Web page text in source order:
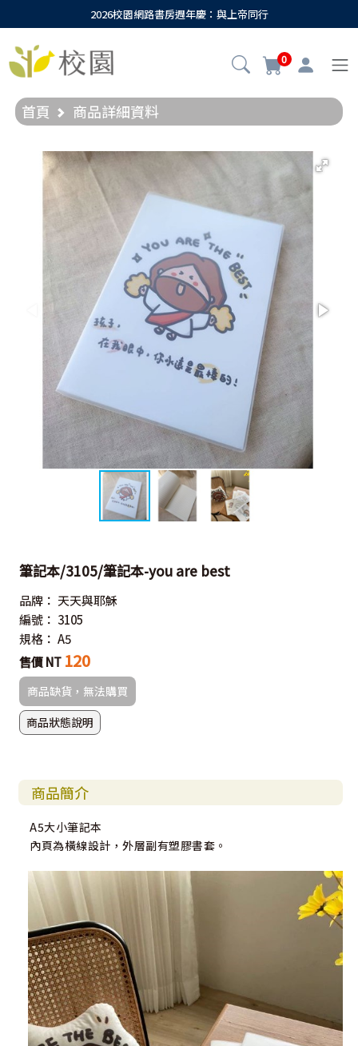
2026校園網路書房週年慶：與上帝同行
0
首頁 商品詳細資料
筆記本/3105/筆記本-you are best
品牌： 天天與耶穌
編號： 3105
規格： A5
售價 NT 120
商品缺貨，無法購買
商品狀態說明
商品簡介
A5大小筆記本
內頁為橫線設計，外層副有塑膠書套。